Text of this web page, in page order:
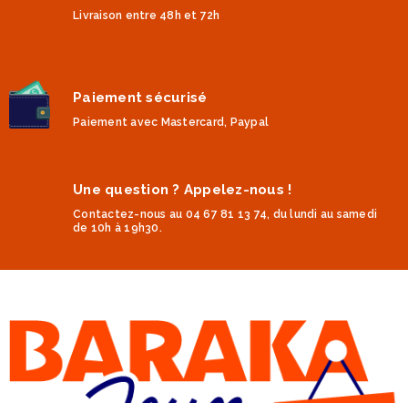
Livraison entre 48h et 72h
Paiement sécurisé
Paiement avec Mastercard, Paypal
Une question ? Appelez-nous !
Contactez-nous au 04 67 81 13 74, du lundi au samedi
de 10h à 19h30.